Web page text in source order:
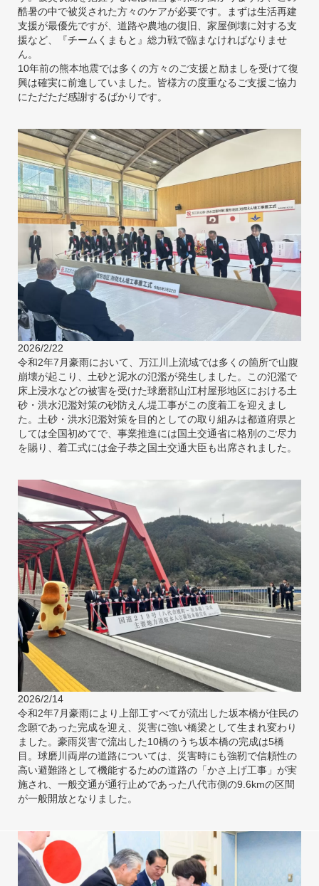
酷暑の中で被災された方々のケアが必要です。まずは生活再建
支援が最優先ですが、道路や農地の復旧、家屋倒壊に対する支
援など、『チームくまもと』総力戦で臨まなければなりませ
ん。
10年前の熊本地震では多くの方々のご支援と励ましを受けて復
興は確実に前進していました。皆様方の度重なるご支援ご協力
にただただ感謝するばかりです。
2026/2/22
令和2年7月豪雨において、万江川上流域では多くの箇所で山腹
崩壊が起こり、土砂と泥水の氾濫が発生しました。この氾濫で
床上浸水などの被害を受けた球磨郡山江村屋形地区における土
砂・洪水氾濫対策の砂防えん堤工事がこの度着工を迎えまし
た。土砂・洪水氾濫対策を目的としての取り組みは都道府県と
しては全国初めてで、事業推進には国土交通省に格別のご尽力
を賜り、着工式には金子恭之国土交通大臣も出席されました。
2026/2/14
令和2年7月豪雨により上部工すべてが流出した坂本橋が住民の
念願であった完成を迎え、災害に強い橋梁として生まれ変わり
ました。豪雨災害で流出した10橋のうち坂本橋の完成は5橋
目。球磨川両岸の道路については、災害時にも強靭で信頼性の
高い避難路として機能するための道路の「かさ上げ工事」が実
施され、一般交通が通行止めであった八代市側の9.6kmの区間
が一般開放となりました。